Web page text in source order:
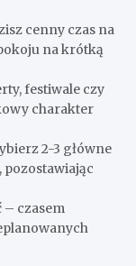
cenny czas na
na krótką
festiwale czy
charakter
2-3 główne
pozostawiając
– czasem